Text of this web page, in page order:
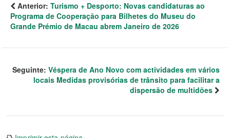
Anterior: Turismo + Desporto: Novas candidaturas ao
Programa de Cooperação para Bilhetes do Museu do
Grande Prémio de Macau abrem Janeiro de 2026
Seguinte: Véspera de Ano Novo com actividades em vários
locais Medidas provisórias de trânsito para facilitar a
dispersão de multidões